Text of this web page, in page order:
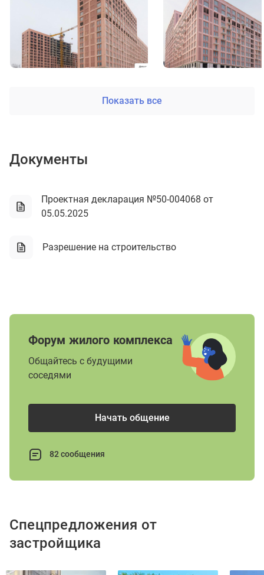
Показать все
Документы
Проектная декларация №50-004068 от
05.05.2025
Разрешение на строительство
Форум жилого комплекса
Общайтесь с будущими
соседями
Начать общение
82 сообщения
Спецпредложения от
застройщика